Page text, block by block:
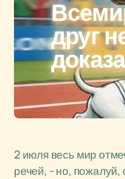
друг
2 июля весь мир
речей, - но, пожалуй,